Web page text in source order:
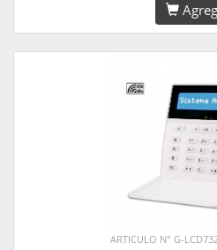
ARTICULO N° G-